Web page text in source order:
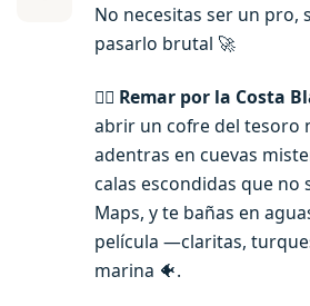
No necesitas ser un pro,
pasarlo brutal 🚀
🚣‍♂️ Remar por la Costa
abrir un cofre del tesoro
adentras en cuevas
calas escondidas que no
Maps, y te bañas en
película —claritas,
marina 🐠.